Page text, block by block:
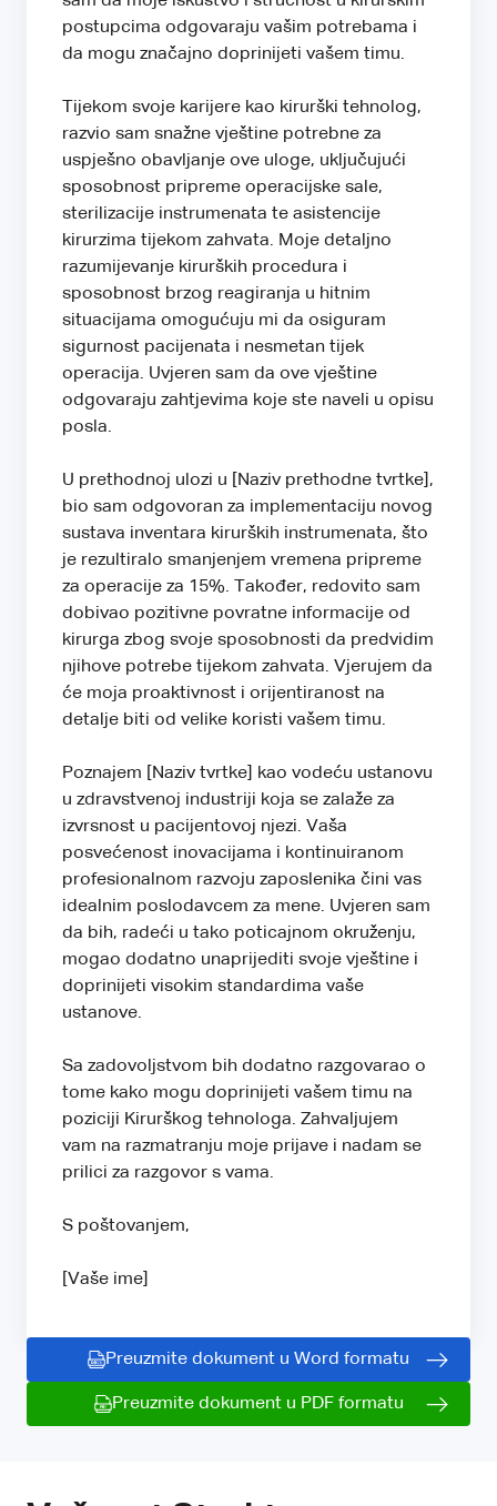
postupcima odgovaraju vašim potrebama i
da mogu značajno doprinijeti vašem timu.
Tijekom svoje karijere kao kirurški tehnolog,
razvio sam snažne vještine potrebne za
uspješno obavljanje ove uloge, uključujući
sposobnost pripreme operacijske sale,
sterilizacije instrumenata te asistencije
kirurzima tijekom zahvata. Moje detaljno
razumijevanje kirurških procedura i
sposobnost brzog reagiranja u hitnim
situacijama omogućuju mi da osiguram
sigurnost pacijenata i nesmetan tijek
operacija. Uvjeren sam da ove vještine
odgovaraju zahtjevima koje ste naveli u opisu
posla.
U prethodnoj ulozi u [Naziv prethodne tvrtke],
bio sam odgovoran za implementaciju novog
sustava inventara kirurških instrumenata, što
je rezultiralo smanjenjem vremena pripreme
za operacije za 15%. Također, redovito sam
dobivao pozitivne povratne informacije od
kirurga zbog svoje sposobnosti da predvidim
njihove potrebe tijekom zahvata. Vjerujem da
će moja proaktivnost i orijentiranost na
detalje biti od velike koristi vašem timu.
Poznajem [Naziv tvrtke] kao vodeću ustanovu
u zdravstvenoj industriji koja se zalaže za
izvrsnost u pacijentovoj njezi. Vaša
posvećenost inovacijama i kontinuiranom
profesionalnom razvoju zaposlenika čini vas
idealnim poslodavcem za mene. Uvjeren sam
da bih, radeći u tako poticajnom okruženju,
mogao dodatno unaprijediti svoje vještine i
doprinijeti visokim standardima vaše
ustanove.
Sa zadovoljstvom bih dodatno razgovarao o
tome kako mogu doprinijeti vašem timu na
poziciji Kirurškog tehnologa. Zahvaljujem
vam na razmatranju moje prijave i nadam se
prilici za razgovor s vama.
S poštovanjem,
[Vaše ime]
Preuzmite dokument u Word formatu
Preuzmite dokument u PDF formatu